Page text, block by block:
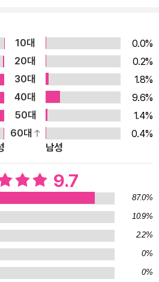
적은 몇 번 있지만 만드는 건 이번
? 모든 일에는 처음이 있는 법이잖
깜냥’ 시리즈 ‘고양이 해결사 깜냥’
장, 속도감 있는 전개, 짧지만 강렬한
독자들을 단숨에 사로잡는다. 사랑
넘길 때마다 등장해 읽기책에 서툰
다. 짧은 에피소드 형식으로 깜냥의
소드씩 읽다 보면 어느새 한 권을 다
. 아파트, 피자 가게, 동네 하천 등
이야기가 펼쳐져 마치 우리 동네 어
는 듯한 느낌도 들게 한다. ‘고양이
본 어린이 독자들은 익숙한 동네도
보게 될 것이다. 호기심 많은 만능 해
10대
0.0%
20대
0.2%
30대
1.8%
40대
9.6%
50대
1.4%
60대
0.4%
남성
9.7
87.0%
10.9%
2.2%
0%
0%